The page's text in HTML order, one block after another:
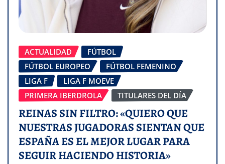
ACTUALIDAD
FÚTBOL
FÚTBOL EUROPEO
FÚTBOL FEMENINO
LIGA F
LIGA F MOEVE
PRIMERA IBERDROLA
TITULARES DEL DÍA
REINAS SIN FILTRO: «QUIERO QUE
NUESTRAS JUGADORAS SIENTAN QUE
ESPAÑA ES EL MEJOR LUGAR PARA
SEGUIR HACIENDO HISTORIA»